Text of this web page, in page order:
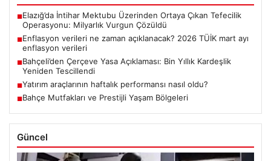
■Elazığ’da İntihar Mektubu Üzerinden Ortaya Çıkan Tefecilik
Operasyonu: Milyarlık Vurgun Çözüldü
■Enflasyon verileri ne zaman açıklanacak? 2026 TÜİK mart ayı
enflasyon verileri
■Bahçeli’den Çerçeve Yasa Açıklaması: Bin Yıllık Kardeşlik
Yeniden Tescillendi
■Yatırım araçlarının haftalık performansı nasıl oldu?
■Bahçe Mutfakları ve Prestijli Yaşam Bölgeleri
Güncel